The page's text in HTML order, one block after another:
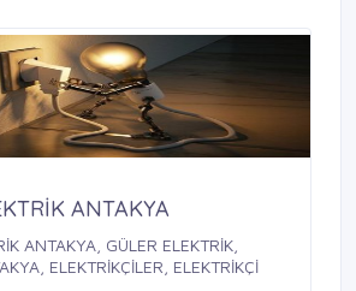
ANTAKYA
ANTAKYA, GÜLER ELEKTRİK,
ELEKTRİKÇİLER, ELEKTRİKÇİ